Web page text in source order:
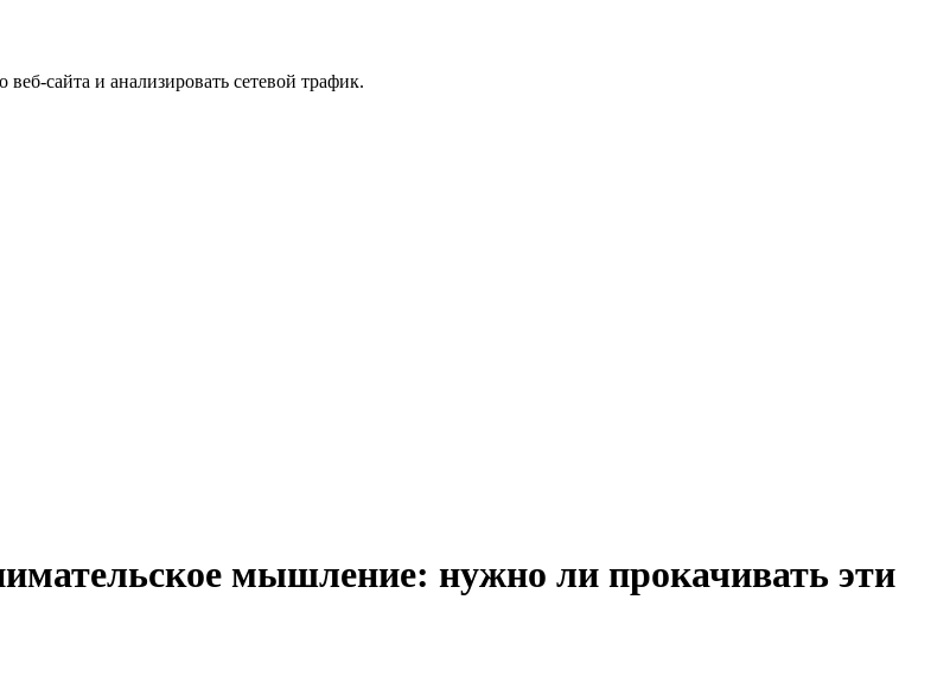
сайта и анализировать сетевой трафик.
мышление: нужно ли прокачивать эти